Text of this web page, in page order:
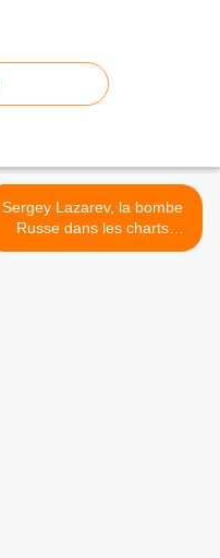
Sergey Lazarev, la bombe
Russe dans les charts
Européens ! >